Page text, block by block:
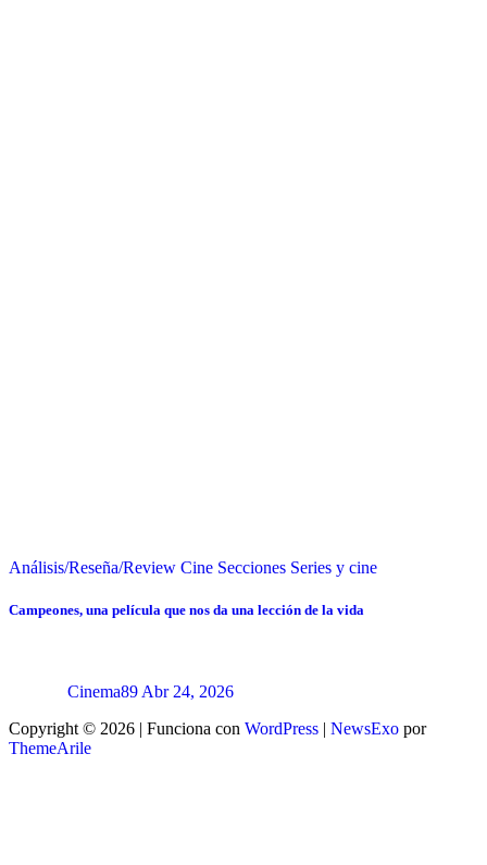
Análisis/Reseña/Review Cine Secciones Series y cine
Campeones, una película que nos da una lección de la vida
Cinema89 Abr 24, 2026
Copyright © 2026 | Funciona con WordPress | NewsExo por
ThemeArile